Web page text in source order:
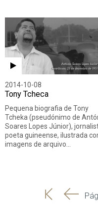
2014-10-08
Tony Tcheca
Pequena biografia de Tony
Tcheka (pseudónimo de
Soares Lopes Júnior),
poeta guineense, ilustrada
imagens de arquivo…
'
'